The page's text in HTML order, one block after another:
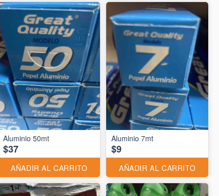
Aluminio 50mt
$37
AÑADIR AL CARRITO
Aluminio 7mt
$9
AÑADIR AL CARRITO